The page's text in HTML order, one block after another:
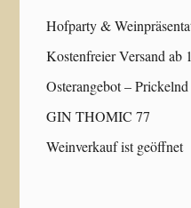
Hofparty &
Kostenfreier Versand ab
Osterangebot –
GIN THOMIC 77
Weinverkauf ist geöffnet